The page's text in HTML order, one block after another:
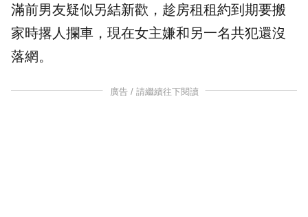
滿前男友疑似另結新歡，趁房租租約到期要搬
家時撂人攔車，現在女主嫌和另一名共犯還沒
落網。
廣告 / 請繼續往下閱讀